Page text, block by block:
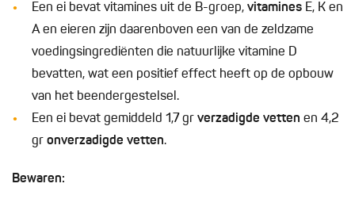
Een ei bevat vitamines uit de B-groep, vitamines E, K en
A en eieren zijn daarenboven een van de zeldzame
voedingsingrediënten die natuurlijke vitamine D
bevatten, wat een positief effect heeft op de opbouw
van het beendergestelsel.
Een ei bevat gemiddeld 1,7 gr verzadigde vetten en 4,2
gr onverzadigde vetten.
Bewaren: